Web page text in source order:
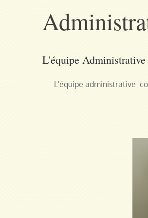
L'équipe Administrative
L'équipe administrative